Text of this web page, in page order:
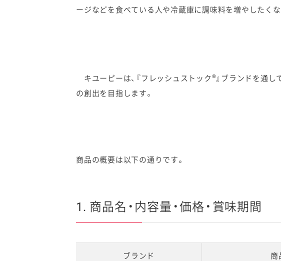
ージなどを食べている人や冷蔵庫に調味料を増やしたくな
キユーピーは、『フレッシュストック ®』ブランドを通し
の創出を目指します。
商品の概要は以下の通りです。
1. 商品名・内容量・価格・賞味期間
ブランド 商